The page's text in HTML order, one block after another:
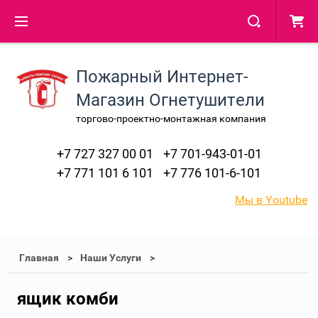
Пожарный Интернет-
Магазин Огнетушители
торгово-проектно-монтажная компания
+7 727 327 00 01
+7 701-943-01-01
+7 771 101 6 101
+7 776 101-6-101
Мы в Youtube
Главная Наши Услуги
ящик комби